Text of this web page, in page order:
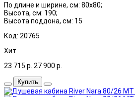
По длине и ширине, см: 80x80;
Высота, см: 190;
Высота поддона, см: 15
Код: 20765
Хит
23 715 р. 27 900 р.
Купить